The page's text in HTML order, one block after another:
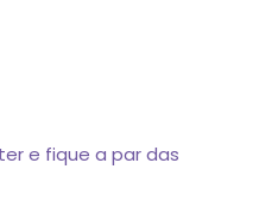
e fique a par das